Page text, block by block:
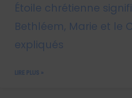
Étoile chrétienne
Bethléem, Marie et le
expliqués
LIRE PLUS »